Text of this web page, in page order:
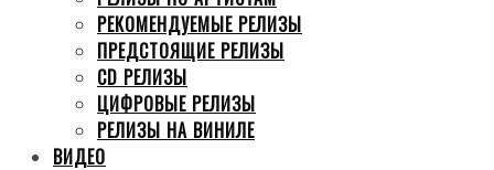
РЕКОМЕНДУЕМЫЕ РЕЛИЗЫ
ПРЕДСТОЯЩИЕ РЕЛИЗЫ
CD РЕЛИЗЫ
ЦИФРОВЫЕ РЕЛИЗЫ
РЕЛИЗЫ НА ВИНИЛЕ
ВИДЕО